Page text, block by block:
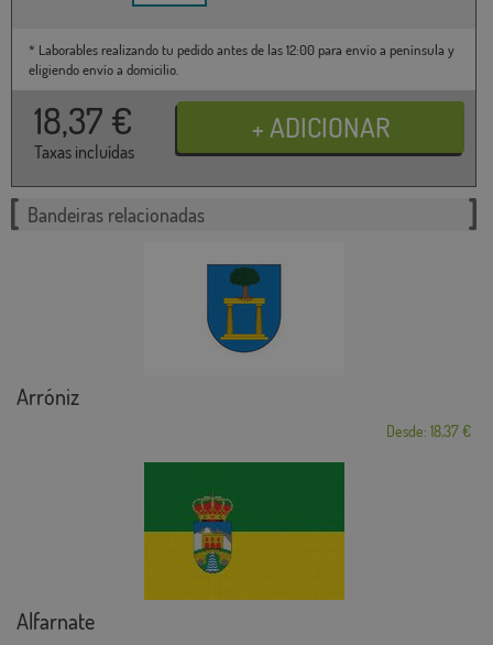
* Laborables realizando tu pedido antes de las 12:00 para envío a península y
eligiendo envío a domicilio.
18,37 €
Taxas incluídas
Bandeiras relacionadas
Arróniz
Desde: 18,37 €
Alfarnate